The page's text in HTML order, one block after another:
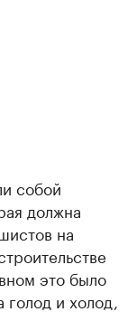
собой
должна
на
это было
и холод,